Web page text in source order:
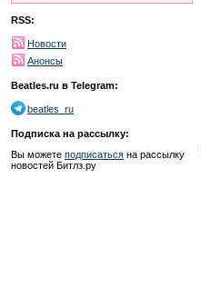
RSS:
Новости
Анонсы
Beatles.ru в Telegram:
beatles_ru
Подписка на рассылку:
Вы можете подписаться на рассылку
новостей Битлз.ру